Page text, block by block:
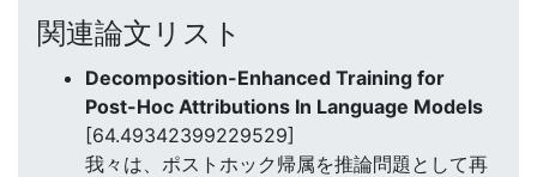
関連論文リスト
Decomposition-Enhanced Training for
Post-Hoc Attributions In Language Models
[64.49342399229529]
我々は、ポストホック帰属を推論問題として再